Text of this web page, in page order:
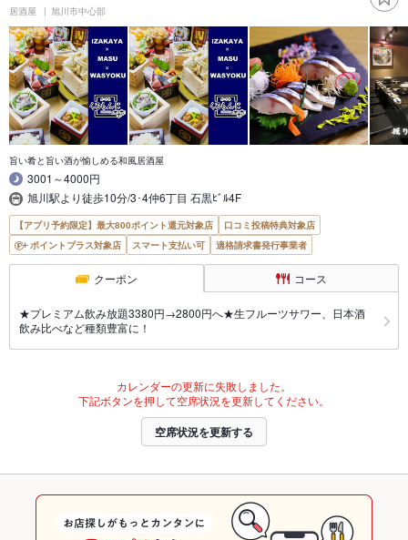
居酒屋 旭川市中心部
旨い肴と旨い酒が愉しめる和風居酒屋
3001～4000円
旭川駅より徒歩10分/3･4仲6丁目 石黒ﾋﾞﾙ4F
【アプリ予約限定】最大800ポイント還元対象店
口コミ投稿特典対象店
ポイントプラス対象店
スマート支払い可 適格請求書発行事業者
クーポン コース
★プレミアム飲み放題3380円→2800円へ★生フルーツサワー、日本酒
飲み比べなど種類豊富に！
カレンダーの更新に失敗しました。
下記ボタンを押して空席状況を更新してください。
空席状況を更新する